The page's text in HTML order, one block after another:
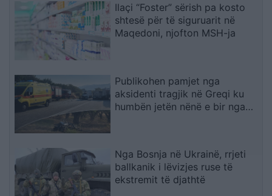
Ilaçi “Foster” sërish pa kosto
shtesë për të siguruarit në
Maqedoni, njofton MSH-ja
Publikohen pamjet nga
aksidenti tragjik në Greqi ku
humbën jetën nënë e bir nga
Nga Bosnja në Ukrainë, rrjeti
ballkanik i lëvizjes ruse të
ekstremit të djathtë